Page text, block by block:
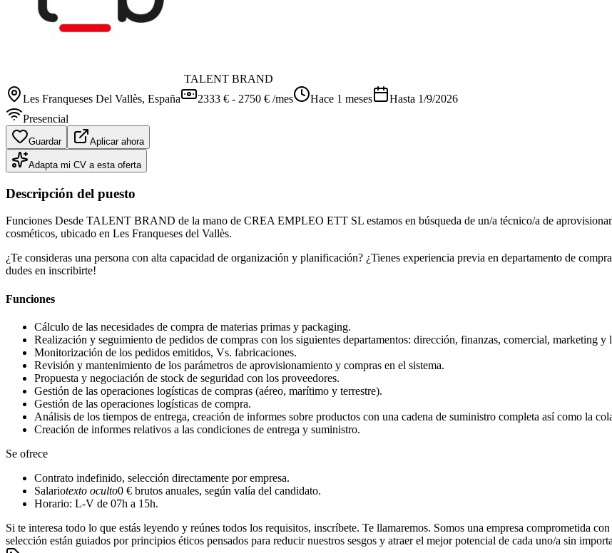
TALENT BRAND
Les Franqueses Del Vallès, España 2333 € - 2750 € /mes Hace 1 meses Hasta 1/9/2026
Presencial
Guardar Aplicar ahora
Adapta mi CV a esta oferta
Descripción del puesto
Funciones Desde TALENT BRAND de la mano de CREA EMPLEO ETT SL estamos en búsqueda de un/a técnico/a de
cosméticos, ubicado en Les Franqueses del Vallès.
¿Te consideras una persona con alta capacidad de organización y planificación? ¿Tienes experiencia previa en departamento de
dudes en inscribirte!
Funciones
Cálculo de las necesidades de compra de materias primas y packaging.
Realización y seguimiento de pedidos de compras con los siguientes departamentos: dirección, finanzas, comercial, marketing y
Monitorización de los pedidos emitidos, Vs. fabricaciones.
Revisión y mantenimiento de los parámetros de aprovisionamiento y compras en el sistema.
Propuesta y negociación de stock de seguridad con los proveedores.
Gestión de las operaciones logísticas de compras (aéreo, marítimo y terrestre).
Gestión de las operaciones logísticas de compra.
Análisis de los tiempos de entrega, creación de informes sobre productos con una cadena de suministro completa así como la
Creación de informes relativos a las condiciones de entrega y suministro.
Se ofrece
Contrato indefinido, selección directamente por empresa.
Salariotexto oculto0 € brutos anuales, según valía del candidato.
Horario: L-V de 07h a 15h.
Si te interesa todo lo que estás leyendo y reúnes todos los requisitos, inscríbete. Te llamaremos. Somos una empresa comprometida
selección están guiados por principios éticos pensados para reducir nuestros sesgos y atraer el mejor potencial de cada uno/a sin